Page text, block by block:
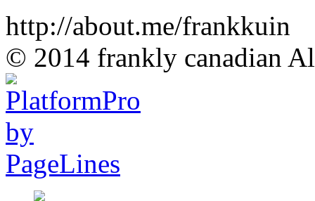
http://about.me/frankkuin
© 2014 frankly canadian